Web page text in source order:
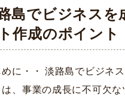
島でビジネスを
作成のポイント
めに・・ 淡路島でビジネ
は、事業の成長に不可欠